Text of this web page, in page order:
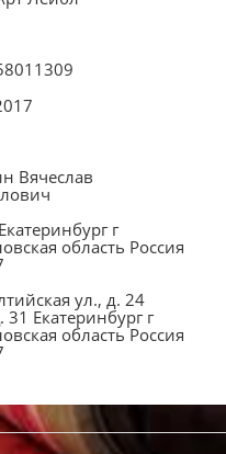
Вячеслав
г
область Россия
ул., д. 24
Екатеринбург г
область Россия